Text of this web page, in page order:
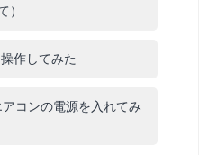
）
作してみた
コンの電源を入れてみ